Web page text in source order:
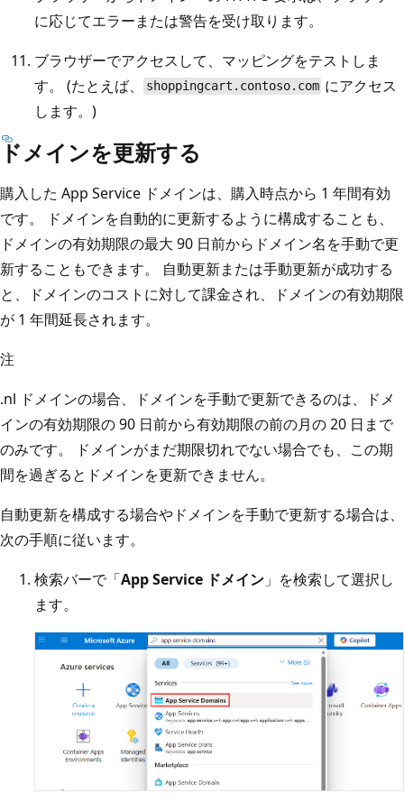
に応じてエラーまたは警告を受け取ります。
ブラウザーでアクセスして、マッピングをテストしま
す。 (たとえば、
shoppingcart.contoso.com にアクセス
します。)
ドメインを更新する
購入した App Service ドメインは、購入時点から 1 年間有効
です。 ドメインを自動的に更新するように構成することも、
ドメインの有効期限の最大 90 日前からドメイン名を手動で更
新することもできます。 自動更新または手動更新が成功する
と、ドメインのコストに対して課金され、ドメインの有効期限
が 1 年間延長されます。
注
.nl ドメインの場合、ドメインを手動で更新できるのは、ドメ
インの有効期限の 90 日前から有効期限の前の月の 20 日まで
のみです。 ドメインがまだ期限切れでない場合でも、この期
間を過ぎるとドメインを更新できません。
自動更新を構成する場合やドメインを手動で更新する場合は、
次の手順に従います。
検索バーで「App Service ドメイン 」を検索して選択し
ます。